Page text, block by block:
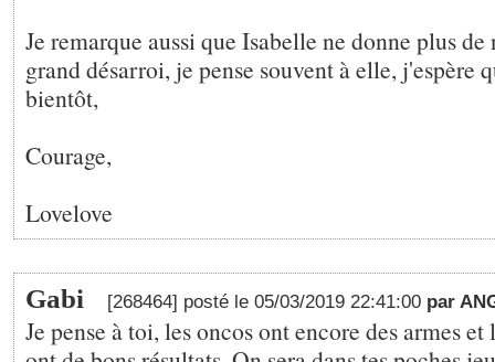
Je remarque aussi que Isabelle ne donne plus
grand désarroi, je pense souvent à elle, j'espère
bientôt,
Courage,
Lovelove
Gabi [268464] posté le 05/03/2019 22:41:00 par
Je pense à toi, les oncos ont encore des armes et